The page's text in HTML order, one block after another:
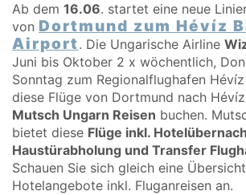
Ab dem 16.06. startet eine neue
von Dortmund zum Hévíz
Airport. Die Ungarische Airline
Juni bis Oktober 2 x wöchentlich,
Sonntag zum Regionalflughafen
diese Flüge von Dortmund nach
Mutsch Ungarn Reisen buchen.
bietet diese Flüge inkl.
Haustürabholung und Transfer
Schauen Sie sich gleich eine
Hotelangebote inkl. Fluganreisen an.